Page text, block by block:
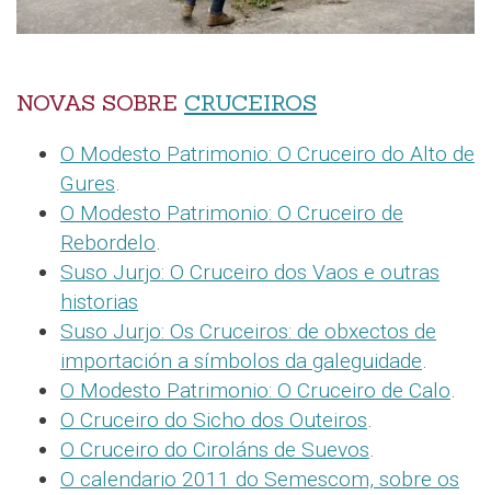
NOVAS SOBRE CRUCEIROS
O Modesto Patrimonio: O Cruceiro do Alto de
Gures.
O Modesto Patrimonio: O Cruceiro de
Rebordelo.
Suso Jurjo: O Cruceiro dos Vaos e outras
historias
Suso Jurjo: Os Cruceiros: de obxectos de
importación a símbolos da galeguidade.
O Modesto Patrimonio: O Cruceiro de Calo.
O Cruceiro do Sicho dos Outeiros.
O Cruceiro do Ciroláns de Suevos.
O calendario 2011 do Semescom, sobre os